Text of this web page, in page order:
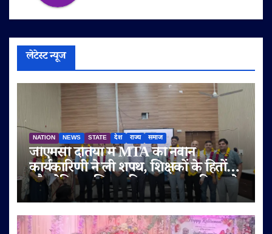
लेटेस्ट न्यूज
NATION NEWS STATE देश राज्य समाज
जीएमसी दतिया में MTA की नवीन
कार्यकारिणी ने ली शपथ, शिक्षकों के हितों
और मेडिकल शिक्षा की गुणवत्ता पर दिया जोर